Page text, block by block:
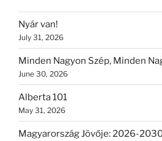
Nyár van!
July 31, 2026
Minden Nagyon Szép, Minden
June 30, 2026
Alberta 101
May 31, 2026
Magyarország Jövője: 2026-